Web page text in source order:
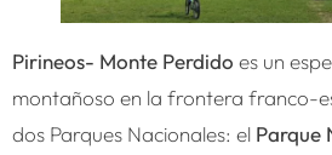
Pirineos- Monte Perdido es un
montañoso en la frontera franco-
dos Parques Nacionales: el Parque